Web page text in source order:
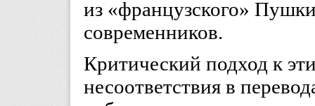
из «французского»
современников.
Критический подход к
несоответствия в